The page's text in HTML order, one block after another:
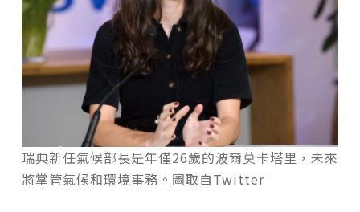
瑞典新任氣候部長是年僅26歲的波爾莫卡塔里，未來
將掌管氣候和環境事務。圖取自Twitter